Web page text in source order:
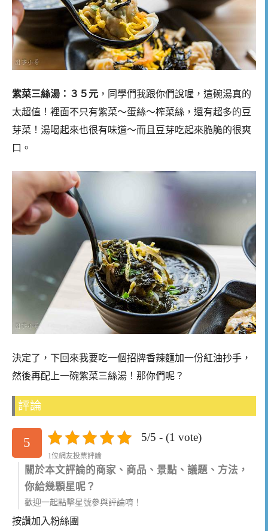
紫菜三絲湯：３５元 ，同學們我跟你們說喔，這碗湯真的
太超值！裡面不只有紫菜～蛋絲～榨菜絲，還有超多的豆
芽菜！湯喝起來也很有味道～而且豆芽吃起來脆脆的很爽
口。
決定了，下回來我要吃一個招牌香辣麵加一份紅油抄手，
然後再配上一碗紫菜三絲湯！那你們呢？
評論
5 5/5 - (1 vote)
1位網友投票評論
關於本文評論的商家、商品、景點、議題、方法，
你給幾顆星呢？
歡迎一起點擊星號參與評論唷！
按讚加入粉絲團